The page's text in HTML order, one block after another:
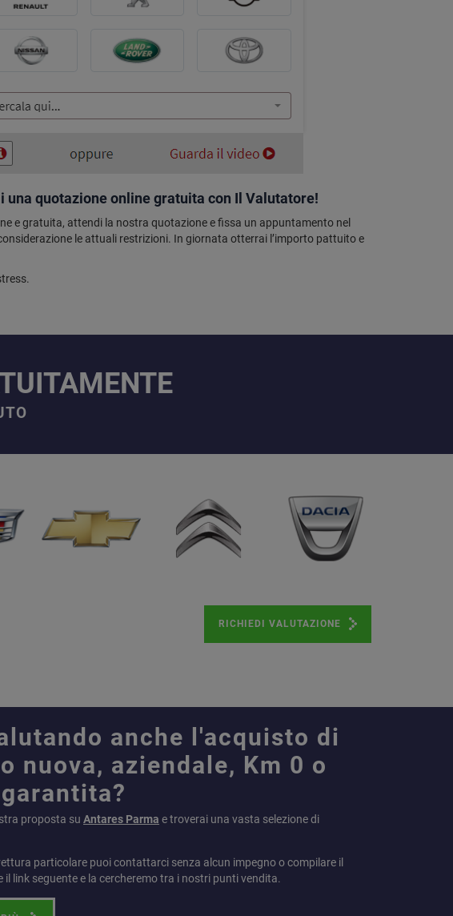
una quotazione online gratuita con Il Valutatore!
e gratuita, attendi la nostra quotazione e fissa un appuntamento nel
le attuali restrizioni. In giornata otterrai l’importo pattuito e
RICHIEDI VALUTAZIONE
anche l'acquisto di
nuova, aziendale, Km 0 o
proposta su Antares Parma e troverai una vasta selezione di
particolare puoi contattarci senza alcun impegno o compilare il
il link seguente e la cercheremo tra i nostri punti vendita.